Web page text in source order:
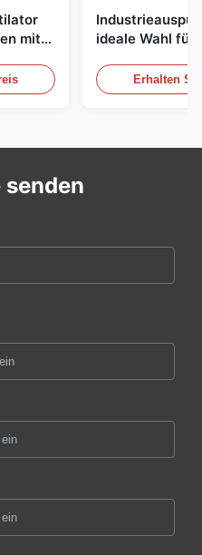
mit
von
ideale Wahl für
Erhalten